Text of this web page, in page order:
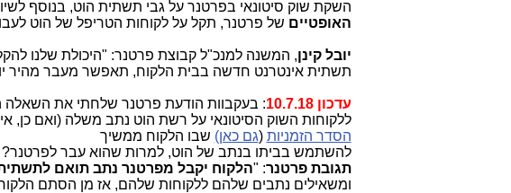
השקת שוק סיטונאי בפרטנר על גבי תשתית הוט, בנוסף
האופטיים של פרטנר, תקל על לקוחות הטריפל של הוט
יובל קינן, המשנה למנכ"ל קבוצת פרטנר: "היכולת שלנו
תשתית אינטרנט חדשה בבית הלקוח, תאפשר מעבר מהיר
עדכון 10.7.18
: בעקבוות הודעת פרטנר שלחתי את
ללקוחות השוק הסיטונאי על רשת הוט נתב משלה (ואם כן,
הסדר הזמניות (גם כאן) שבו הלקוח ממשיך
להשתמש בביתו בנתב של הוט, למרות שהוא עבר לפרטנר?
תגובת פרטנר: "הלקוח יקבל מפרטנר נתב תואם
ומשאילים נתבים שלהם ללקוחות שלהם, אז מן הסתם